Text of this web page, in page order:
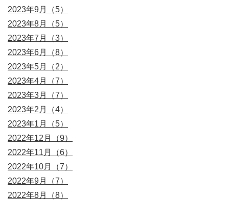
2023年9月（5）
2023年8月（5）
2023年7月（3）
2023年6月（8）
2023年5月（2）
2023年4月（7）
2023年3月（7）
2023年2月（4）
2023年1月（5）
2022年12月（9）
2022年11月（6）
2022年10月（7）
2022年9月（7）
2022年8月（8）